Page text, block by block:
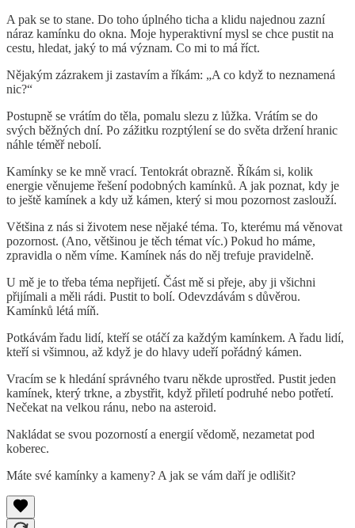
A pak se to stane. Do toho úplného ticha a klidu najednou zazní
náraz kamínku do okna. Moje hyperaktivní mysl se chce pustit na
cestu, hledat, jaký to má význam. Co mi to má říct.
Nějakým zázrakem ji zastavím a říkám: „A co když to neznamená
nic?“
Postupně se vrátím do těla, pomalu slezu z lůžka. Vrátím se do
svých běžných dní. Po zážitku rozptýlení se do světa držení hranic
náhle téměř nebolí.
Kamínky se ke mně vrací. Tentokrát obrazně. Říkám si, kolik
energie věnujeme řešení podobných kamínků. A jak poznat, kdy je
to ještě kamínek a kdy už kámen, který si mou pozornost zaslouží.
Většina z nás si životem nese nějaké téma. To, kterému má věnovat
pozornost. (Ano, většinou je těch témat víc.) Pokud ho máme,
zpravidla o něm víme. Kamínek nás do něj trefuje pravidelně.
U mě je to třeba téma nepřijetí. Část mě si přeje, aby ji všichni
přijímali a měli rádi. Pustit to bolí. Odevzdávám s důvěrou.
Kamínků létá míň.
Potkávám řadu lidí, kteří se otáčí za každým kamínkem. A řadu lidí,
kteří si všimnou, až když je do hlavy udeří pořádný kámen.
Vracím se k hledání správného tvaru někde uprostřed. Pustit jeden
kamínek, který trkne, a zbystřit, když přiletí podruhé nebo potřetí.
Nečekat na velkou ránu, nebo na asteroid.
Nakládat se svou pozorností a energií vědomě, nezametat pod
koberec.
Máte své kamínky a kameny? A jak se vám daří je odlišit?